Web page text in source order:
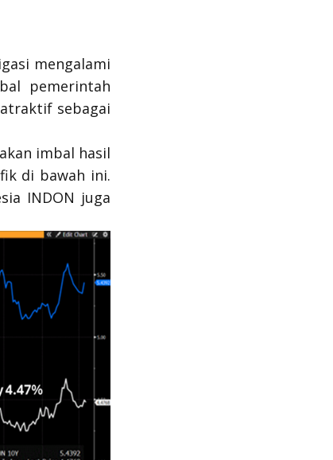
mengalami
pemerintah
sebagai
imbal hasil
di bawah ini.
INDON juga